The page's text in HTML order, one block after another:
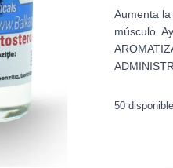
Aumenta
músculo.
50